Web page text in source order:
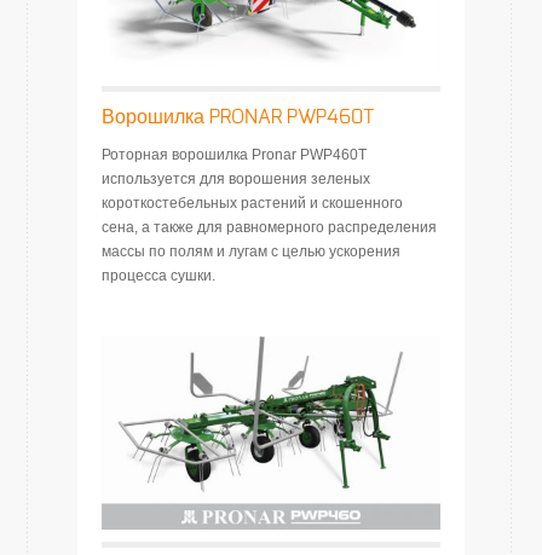
Ворошилка PRONAR PWP460T
Роторная ворошилка Pronar PWP460T
используется для ворошения зеленых
короткостебельных растений и скошенного
сена, а также для равномерного распределения
массы по полям и лугам с целью ускорения
процесса сушки.